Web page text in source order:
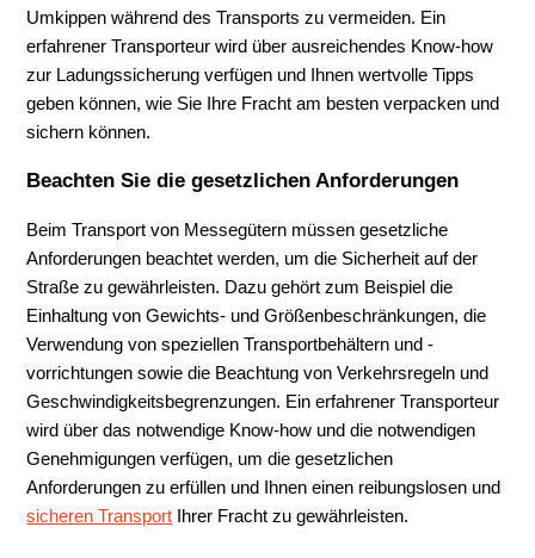
Umkippen während des Transports zu vermeiden. Ein
erfahrener Transporteur wird über ausreichendes Know-how
zur Ladungssicherung verfügen und Ihnen wertvolle Tipps
geben können, wie Sie Ihre Fracht am besten verpacken und
sichern können.
Beachten Sie die gesetzlichen Anforderungen
Beim Transport von Messegütern müssen gesetzliche
Anforderungen beachtet werden, um die Sicherheit auf der
Straße zu gewährleisten. Dazu gehört zum Beispiel die
Einhaltung von Gewichts- und Größenbeschränkungen, die
Verwendung von speziellen Transportbehältern und -
vorrichtungen sowie die Beachtung von Verkehrsregeln und
Geschwindigkeitsbegrenzungen. Ein erfahrener Transporteur
wird über das notwendige Know-how und die notwendigen
Genehmigungen verfügen, um die gesetzlichen
Anforderungen zu erfüllen und Ihnen einen reibungslosen und
sicheren Transport Ihrer Fracht zu gewährleisten.